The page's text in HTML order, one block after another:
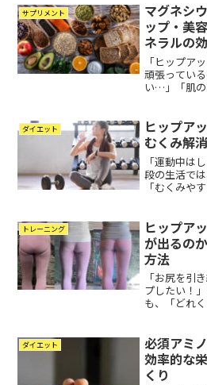
サプリメント
マグネシ
ップ・美
ネラルの
「ヒップア
頑張ってい
い…」「肌
い、睡眠の
悩みを抱え
ネシウムで
以上の体内
ダイエット
ヒップア
むくみ解
「運動中は
段の生活で
「むくみや
キリしない
多いのでは
プアップを
慣」は欠か
トレーニング
ヒップア
が出るの
方法
「お尻を引
プしたい！
も、「どれ
の？」「ト
尻が変わら
ませんか？
中臀筋・小
ダイエット
必須アミ
効率的な
くり